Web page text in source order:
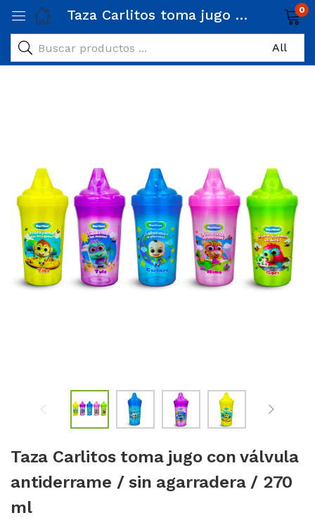
Taza Carlitos toma jugo con válvula antiderrame / sin agarradera / 270 ml 0
Taza Carlitos toma jugo con válvula
antiderrame / sin agarradera / 270
ml